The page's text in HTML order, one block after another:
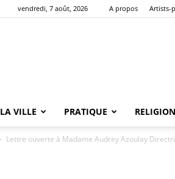
vendredi, 7 août, 2026 A propos Artists-
LA VILLE PRATIQUE RELIGION
Lettre ouverte à Madame Audrey Azoulay